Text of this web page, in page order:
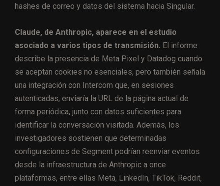
hashes de correo y datos del sistema hacia Singular.
Claude, de Anthropic, aparece en el estudio
asociado a varios tipos de transmisión. El informe
describe la presencia de Meta Pixel y Datadog cuando
se aceptan cookies no esenciales, pero también señala
una integración con Intercom que, en sesiones
autenticadas, enviaría la URL de la página actual de
forma periódica, junto con datos suficientes para
identificar la conversación visitada. Además, los
investigadores sostienen que determinadas
configuraciones de Segment podrían reenviar eventos
desde la infraestructura de Anthropic a once
plataformas, entre ellas Meta, LinkedIn, TikTok, Reddit,